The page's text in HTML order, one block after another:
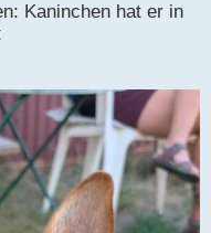
Kaninchen hat er in